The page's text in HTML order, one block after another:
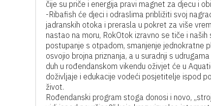
čije su priče i energija pravi magnet za djecu i
-Ribafish će djeci i odraslima približiti svoj
jadranskih otoka i prerasla u pokret za više
nastao na moru, RokOtok izravno se tiče i
postupanje s otpadom, smanjenje jednokratne
osvojio brojna priznanja, a u suradnji s
duh u rođendanskom vikendu oživjet će u
doživljaje i edukacije vodeći posjetitelje ispod
život.
Rođendanski program stoga donosi i novo,